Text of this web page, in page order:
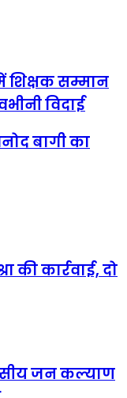
शिक्षक सम्मान
विदाई
बागी का
की कार्रवाई, दो
जन कल्याण